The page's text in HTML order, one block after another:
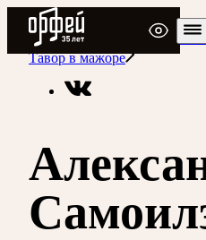
Радио Орфей
Радио классической
Тавор в мажоре